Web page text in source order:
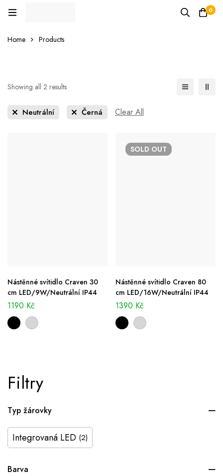
0
Home Products
Filtry
Typ žárovky
Integrovaná LED (2)
Barva
Showing all 2 results
Neutrální Černá Clear All
Nástěnné svítidlo Craven 30
cm LED/9W/Neutrální IP44
1190 Kč
SOLD OUT
Nástěnné svítidlo Craven 80
cm LED/16W/Neutrální IP44
1390 Kč